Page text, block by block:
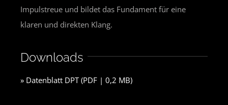
Impulstreue und bildet das Fundament für eine
klaren und direkten Klang.
Downloads
» Datenblatt DPT (PDF | 0,2 MB)